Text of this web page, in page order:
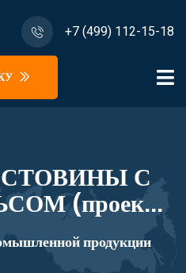
+7 (499) 112-15-18
С
(проект
030/-01)
10282427
продукции